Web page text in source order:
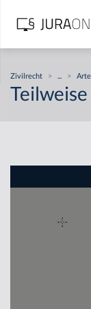
Zivilrecht > ... >